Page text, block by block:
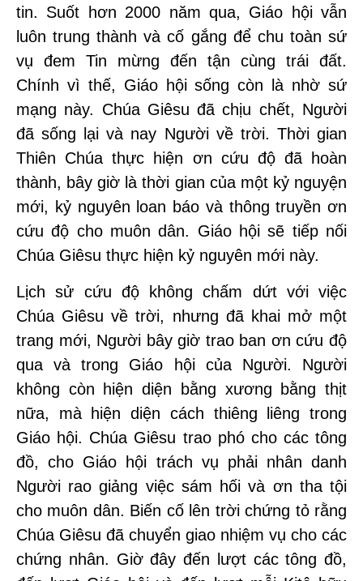
tin. Suốt hơn 2000 năm qua, Giáo hội vẫn
luôn trung thành và cố gắng để chu toàn sứ
vụ đem Tin mừng đến tận cùng trái đất.
Chính vì thế, Giáo hội sống còn là nhờ sứ
mạng này. Chúa Giêsu đã chịu chết, Người
đã sống lại và nay Người về trời. Thời gian
Thiên Chúa thực hiện ơn cứu độ đã hoàn
thành, bây giờ là thời gian của một kỷ nguyện
mới, kỷ nguyên loan báo và thông truyền ơn
cứu độ cho muôn dân. Giáo hội sẽ tiếp nối
Chúa Giêsu thực hiện kỷ nguyên mới này.
Lịch sử cứu độ không chấm dứt với việc
Chúa Giêsu về trời, nhưng đã khai mở một
trang mới, Người bây giờ trao ban ơn cứu độ
qua và trong Giáo hội của Người. Người
không còn hiện diện bằng xương bằng thịt
nữa, mà hiện diện cách thiêng liêng trong
Giáo hội. Chúa Giêsu trao phó cho các tông
đồ, cho Giáo hội trách vụ phải nhân danh
Người rao giảng việc sám hối và ơn tha tội
cho muôn dân. Biến cố lên trời chứng tỏ rằng
Chúa Giêsu đã chuyển giao nhiệm vụ cho các
chứng nhân. Giờ đây đến lượt các tông đồ,